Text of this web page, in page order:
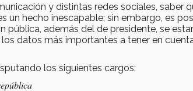
y distintas redes sociales, saber
un hecho inescapable; sin embargo, es
pública, además del de presidente, se
datos más importantes a tener en
los siguientes cargos: